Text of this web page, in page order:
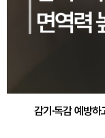
감기·독감 예방